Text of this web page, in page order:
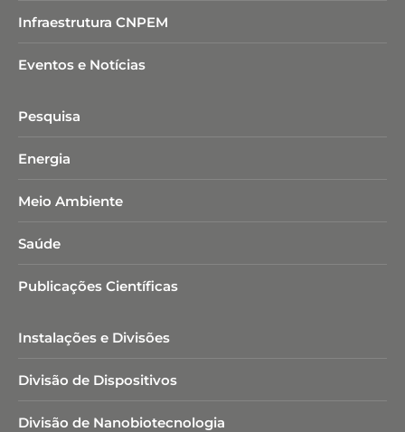
Infraestrutura CNPEM
Eventos e Notícias
Pesquisa
Energia
Meio Ambiente
Saúde
Publicações Científicas
Instalações e Divisões
Divisão de Dispositivos
Divisão de Nanobiotecnologia​